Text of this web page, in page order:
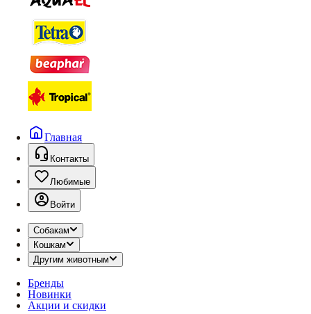
Главная
Контакты
Любимые
Войти
Собакам
Кошкам
Другим животным
Бренды
Новинки
Акции и скидки